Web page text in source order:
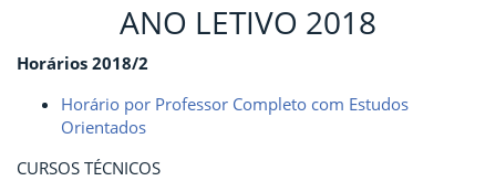
ANO LETIVO 2018
Horários 2018/2
Horário por Professor Completo com Estudos
Orientados
CURSOS TÉCNICOS